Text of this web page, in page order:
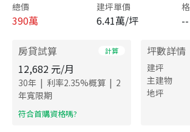
總價
390萬
建坪單價
6.41萬/坪 --
房貸試算 計算
12,682 元/月
30年 | 利率2.35%概算 | 2
年寬限期
​符合首購資格嗎?
坪數詳情
建坪
主建物
地坪